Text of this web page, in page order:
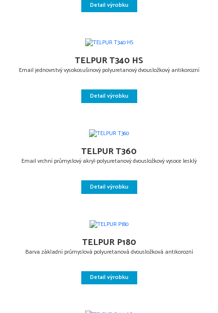
Detail výrobku
TELPUR T340 HS
Email jednovrstvý vysokosušinový polyuretanový dvousložkový antikorozní
Detail výrobku
TELPUR T360
Email vrchní průmyslový akryl-polyuretanový dvousložkový vysoce lesklý
Detail výrobku
TELPUR P180
Barva základní průmyslová polyuretanová dvousložková antikorozní
Detail výrobku